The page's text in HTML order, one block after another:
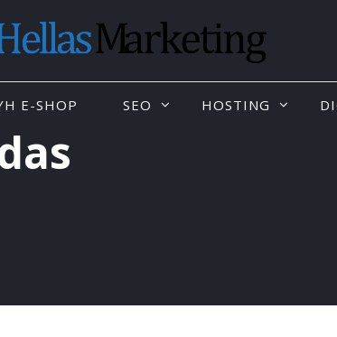
E-SHOP SEO HOSTING